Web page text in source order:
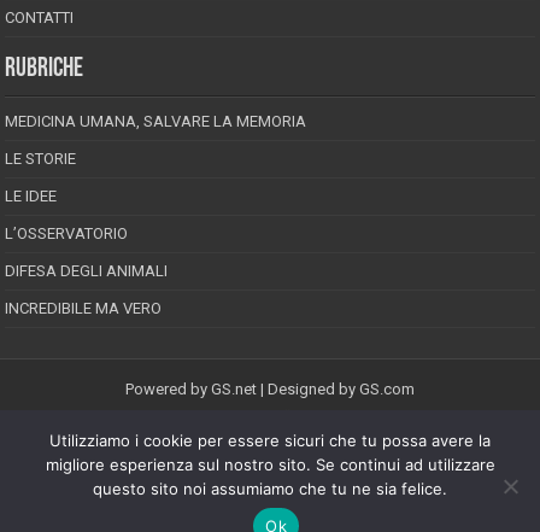
CONTATTI
RUBRICHE
MEDICINA UMANA, SALVARE LA MEMORIA
LE STORIE
LE IDEE
L’OSSERVATORIO
DIFESA DEGLI ANIMALI
INCREDIBILE MA VERO
Powered by GS.net | Designed by GS.com
EPINEION EDITRICE S.R.L.P.Iva 02008710689
Registrazione Tribunale di Pescara reg. speciale della stampa n.08/2012
Direttore responsabile: Maurizio Piccinino
Iscrizione al ROC n.22607
Utilizziamo i cookie per essere sicuri che tu possa avere la
migliore esperienza sul nostro sito. Se continui ad utilizzare
questo sito noi assumiamo che tu ne sia felice.
Ok